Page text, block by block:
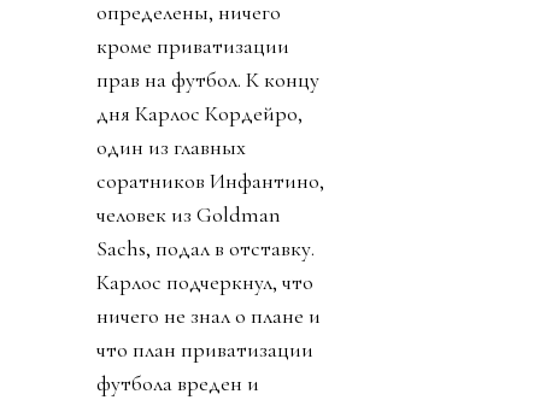
определены, ничего
кроме приватизации
прав на футбол. К концу
дня Карлос Кордейро,
один из главных
соратников Инфантино,
человек из Goldman
Sachs, подал в отставку.
Карлос подчеркнул, что
ничего не знал о плане и
что план приватизации
футбола вреден и